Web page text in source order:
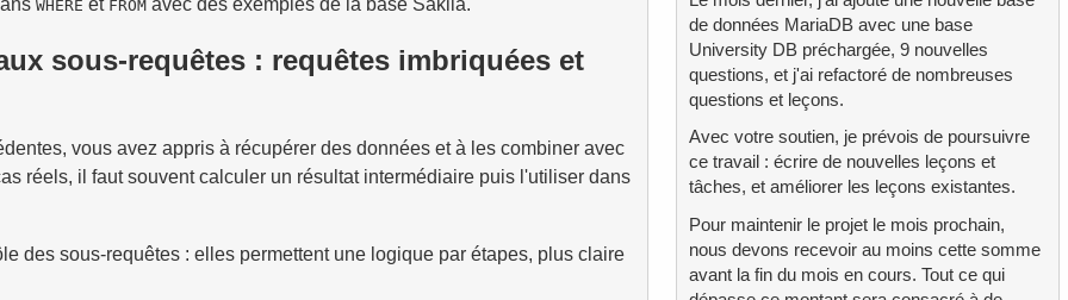
WHERE et FROMavec des exemples de la base Sakila.
sous-requêtes : requêtes imbriquées et
vous avez appris à récupérer des données et à les combiner avec
réels, il faut souvent calculer un résultat intermédiaire puis l'utiliser dans
des sous-requêtes : elles permettent une logique par étapes, plus claire
de données MariaDB avec une base
University DB préchargée, 9 nouvelles
questions, et j'ai refactoré de nombreuses
questions et leçons.
Avec votre soutien, je prévois de poursuivre
ce travail : écrire de nouvelles leçons et
tâches, et améliorer les leçons existantes.
Pour maintenir le projet le mois prochain,
nous devons recevoir au moins cette somme
avant la fin du mois en cours. Tout ce qui